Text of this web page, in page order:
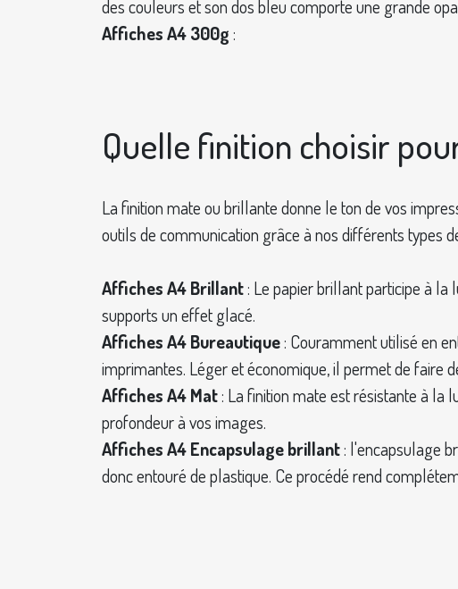
des couleurs et son dos bleu comporte une grande
Affiches A4 300g :
Quelle finition choisir
La finition mate ou brillante donne le ton de vos
outils de communication grâce à nos différents types
Affiches A4 Brillant: Le papier brillant participe à
supports un effet glacé.
Affiches A4 Bureautique: Couramment utilisé en
imprimantes. Léger et économique, il permet de faire
Affiches A4 Mat: La finition mate est résistante à la
profondeur à vos images.
Affiches A4 Encapsulage brillant: l'encapsulage
donc entouré de plastique. Ce procédé rend